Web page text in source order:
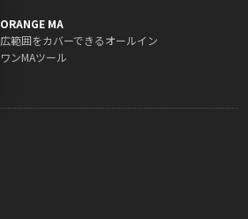
ORANGE MA
広範囲をカバーできるオールイン
ワンMAツール